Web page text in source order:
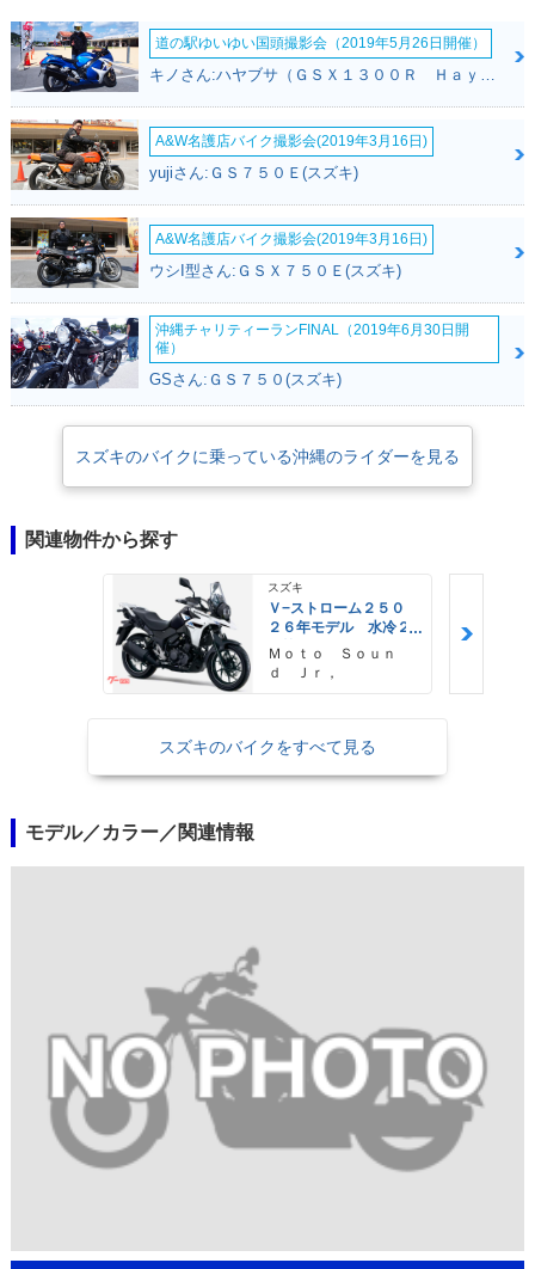
道の駅ゆいゆい国頭撮影会（2019年5月26日開催）
A&W名護店バイク撮影会(2019年3月16日)
yujiさん:ＧＳ７５０Ｅ(スズキ)
A&W名護店バイク撮影会(2019年3月16日)
ウシI型さん:ＧＳＸ７５０Ｅ(スズキ)
沖縄チャリティーランFINAL（2019年6月30日開
催）
GSさん:ＧＳ７５０(スズキ)
スズキのバイクに乗っている沖縄のライダーを見る
関連物件から探す
スズキ
Ｖ−ストローム２５０
２６年モデル 水冷２
気筒エンジン ＬＥＤ
ヘッドライト標準装備
Ｍｏｔｏ Ｓｏｕｎ
ｄ Ｊｒ，
スズキのバイクをすべて見る
モデル／カラー／関連情報